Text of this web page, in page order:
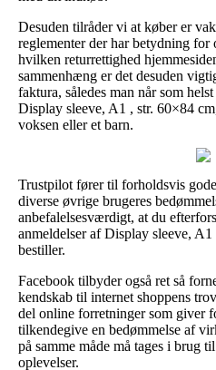
Desuden tilråder vi at køber er
reglementer der har betydning for
hvilken returrettighed
sammenhæng er det desuden
faktura, således man når som
Display sleeve, A1 , str. 60×84
voksen eller et barn.
Trustpilot fører til forholdsvis
diverse øvrige brugeres
anbefalelsesværdigt, at du
anmeldelser af Display sleeve,
bestiller.
Facebook tilbyder også ret så
kendskab til internet shoppens
del online forretninger som giver
tilkendegive en bedømmelse af
på samme måde må tages i brug
oplevelser.